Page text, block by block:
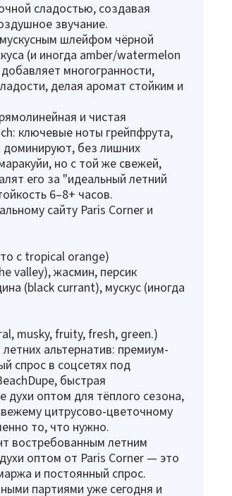
сладостью, создавая
звучание.
шлейфом чёрной
(и иногда amber/watermelon
многогранности,
делая аромат стойким и
и чистая
ключевые ноты грейпфрута,
без лишних
но с той же свежей,
его за "идеальный летний
6–8+ часов.
сайту Paris Corner и
с tropical orange)
valley), жасмин, персик
(black currant), мускус (иногда
musky, fruity, fresh, green.)
альтернатив: премиум-
спрос в соцсетях под
быстрая
духи оптом для тёплого сезона,
цитрусово-цветочному
то, что нужно.
востребованным летним
оптом от Paris Corner — это
и постоянный спрос.
партиями уже сегодня и